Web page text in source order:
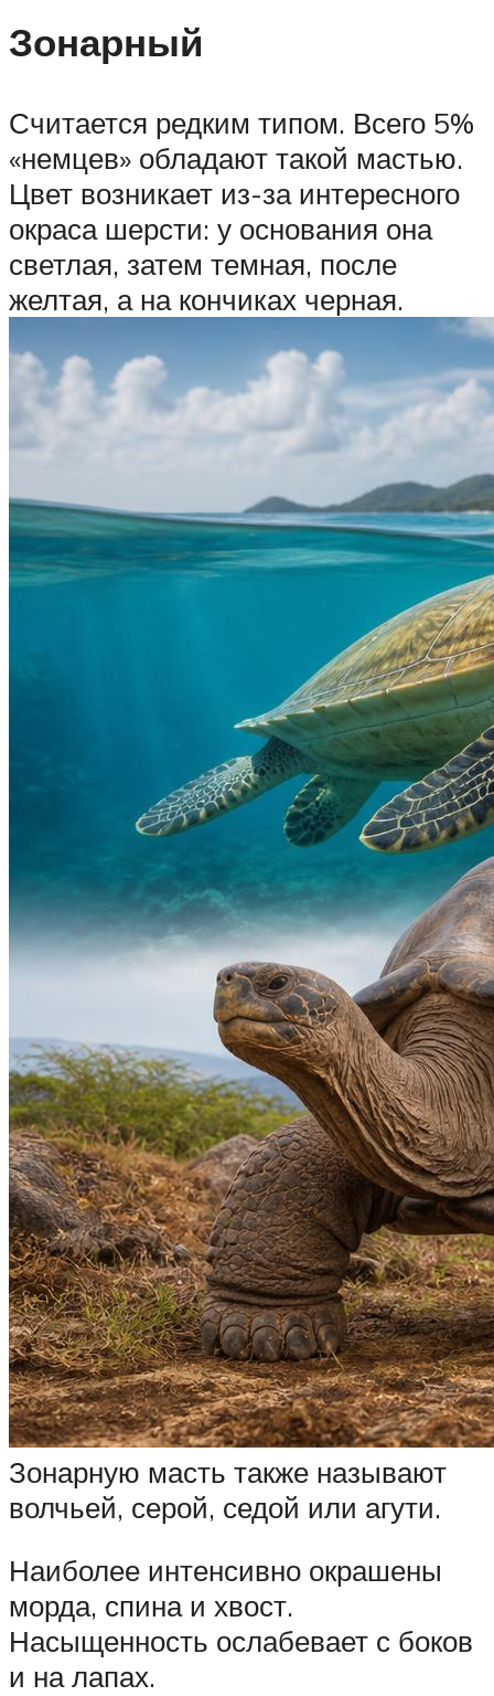
Зонарный
Считается редким типом. Всего 5%
«немцев» обладают такой мастью.
Цвет возникает из-за интересного
окраса шерсти: у основания она
светлая, затем темная, после
желтая, а на кончиках черная.
Зонарную масть также называют
волчьей, серой, седой или агути.
Наиболее интенсивно окрашены
морда, спина и хвост.
Насыщенность ослабевает с боков
и на лапах.